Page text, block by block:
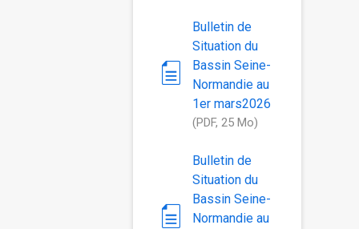
Bulletin de
Situation du
Bassin Seine-
Normandie au
1er mars2026
(PDF, 25 Mo)
Bulletin de
Situation du
Bassin Seine-
Normandie au